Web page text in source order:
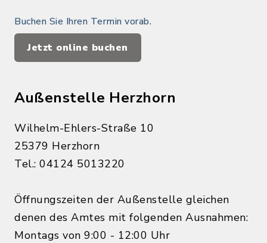
Buchen Sie Ihren Termin vorab.
Jetzt online buchen
Außenstelle Herzhorn
Wilhelm-Ehlers-Straße 10
25379 Herzhorn
Tel.: 04124 5013220
Öffnungszeiten der Außenstelle gleichen
denen des Amtes mit folgenden Ausnahmen:
Montags von 9:00 - 12:00 Uhr